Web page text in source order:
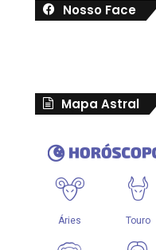
Nosso Face
Mapa Astral